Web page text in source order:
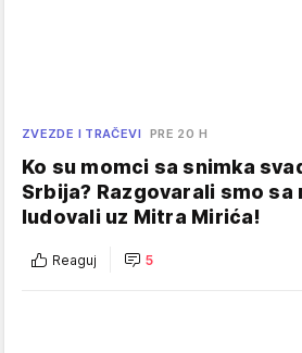
ZVEZDE I TRAČEVI PRE 20 H
Ko su momci sa snimka
Srbija? Razgovarali smo
ludovali uz Mitra Mirića!
Reaguj 5